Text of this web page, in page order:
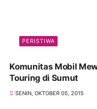
PERISTIWA
Komunitas Mobil
Touring di Sumut
SENIN, OKTOBER 05, 2015